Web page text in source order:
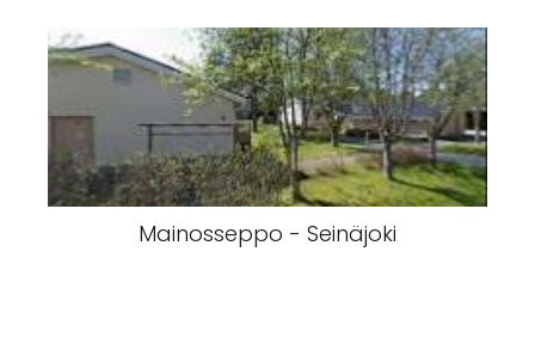
Mainosseppo - Seinäjoki